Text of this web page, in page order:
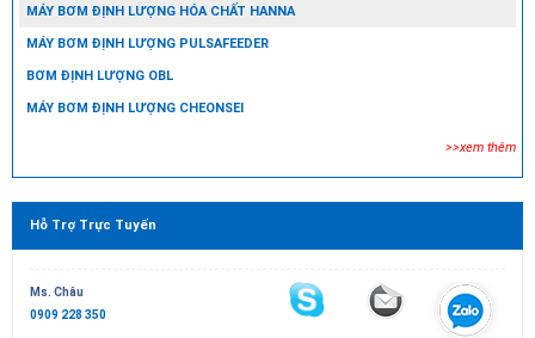
MÁY BƠM ĐỊNH LƯỢNG HÓA CHẤT HANNA
MÁY BƠM ĐỊNH LƯỢNG PULSAFEEDER
BƠM ĐỊNH LƯỢNG OBL
MÁY BƠM ĐỊNH LƯỢNG CHEONSEI
>>xem thêm
Hỗ Trợ Trực Tuyến
Ms. Châu
0909 228 350